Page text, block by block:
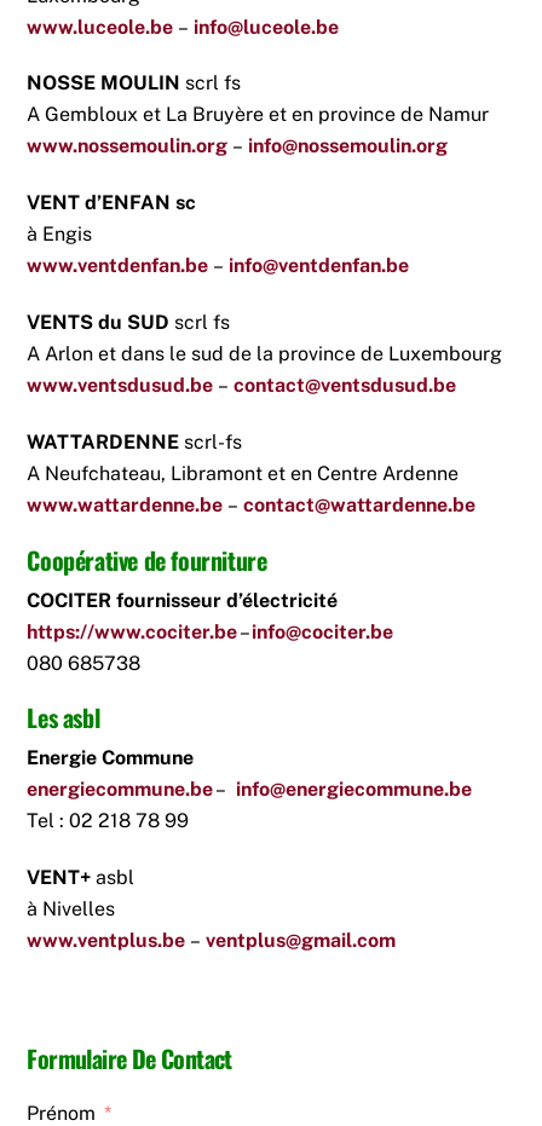
www.luceole.be – info@luceole.be
NOSSE MOULIN scrl fs
A Gembloux et La Bruyère et en province de Namur
www.nossemoulin.org – info@nossemoulin.org
VENT d’ENFAN sc
à Engis
www.ventdenfan.be – info@ventdenfan.be
VENTS du SUD scrl fs
A Arlon et dans le sud de la province de Luxembourg
www.ventsdusud.be –contact@ventsdusud.be
WATTARDENNE scrl-fs
A Neufchateau, Libramont et en Centre Ardenne
www.wattardenne.be –contact@wattardenne.be
Coopérative de fourniture
COCITER fournisseur d’électricité
https://www.cociter.be–info@cociter.be
080 685738
Les asbl
Energie Commune
energiecommune.be– info@energiecommune.be
Tel : 02 218 78 99
VENT+asbl
à Nivelles
www.ventplus.be –ventplus@gmail.com
Formulaire De Contact
Prénom